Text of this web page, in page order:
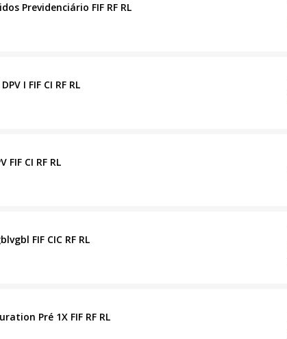
Previdenciário FIF RF RL
I FIF CI RF RL
FIF CI RF RL
FIF CIC RF RL
Pré 1X FIF RF RL